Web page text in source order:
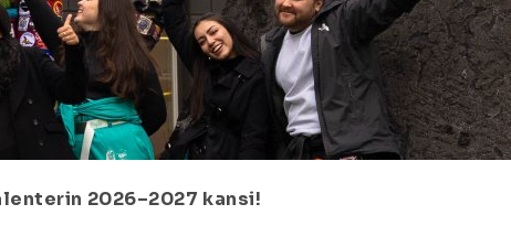
2026–2027 kansi!